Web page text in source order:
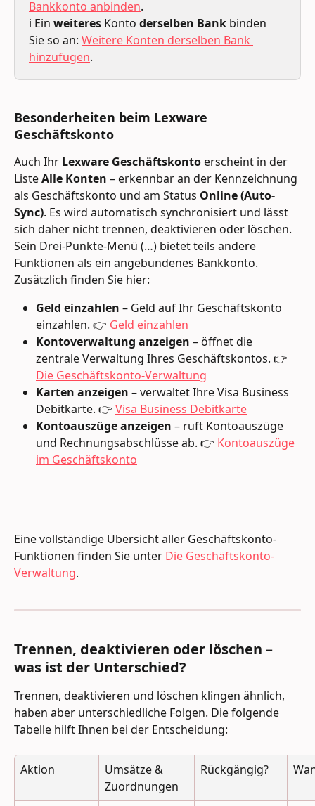
Bankkonto anbinden.
ℹ️ Ein weiteres Konto derselben Bank binden
Sie so an: Weitere Konten derselben Bank
hinzufügen.
Besonderheiten beim Lexware
Geschäftskonto
Auch Ihr Lexware Geschäftskonto erscheint in der
Liste Alle Konten – erkennbar an der Kennzeichnung
als Geschäftskonto und am Status Online (Auto-
Sync). Es wird automatisch synchronisiert und lässt
sich daher nicht trennen, deaktivieren oder löschen.
Sein Drei-Punkte-Menü (…) bietet teils andere
Funktionen als ein angebundenes Bankkonto.
Zusätzlich finden Sie hier:
Geld einzahlen – Geld auf Ihr Geschäftskonto
einzahlen. 👉 Geld einzahlen
Kontoverwaltung anzeigen – öffnet die
zentrale Verwaltung Ihres Geschäftskontos. 👉
Die Geschäftskonto-Verwaltung
Karten anzeigen – verwaltet Ihre Visa Business
Debitkarte. 👉 Visa Business Debitkarte
Kontoauszüge anzeigen – ruft Kontoauszüge
und Rechnungsabschlüsse ab. 👉 Kontoauszüge
im Geschäftskonto
Eine vollständige Übersicht aller Geschäftskonto-
Funktionen finden Sie unter Die Geschäftskonto-
Verwaltung.
Trennen, deaktivieren oder löschen –
was ist der Unterschied?
Trennen, deaktivieren und löschen klingen ähnlich,
haben aber unterschiedliche Folgen. Die folgende
Tabelle hilft Ihnen bei der Entscheidung:
Aktion
Umsätze &
Zuordnungen
Rückgängig?